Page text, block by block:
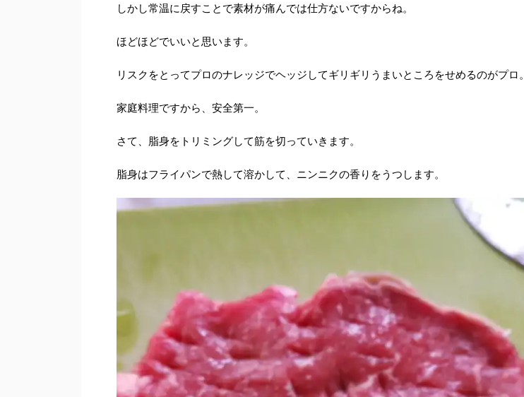
しかし常温に戻すことで素材が痛んでは仕方ないですからね。
ほどほどでいいと思います。
リスクをとってプロのナレッジでヘッジしてギリギリうまいところをせめるのがプロ。
家庭料理ですから、安全第一。
さて、脂身をトリミングして筋を切っていきます。
脂身はフライパンで熱して溶かして、ニンニクの香りをうつします。